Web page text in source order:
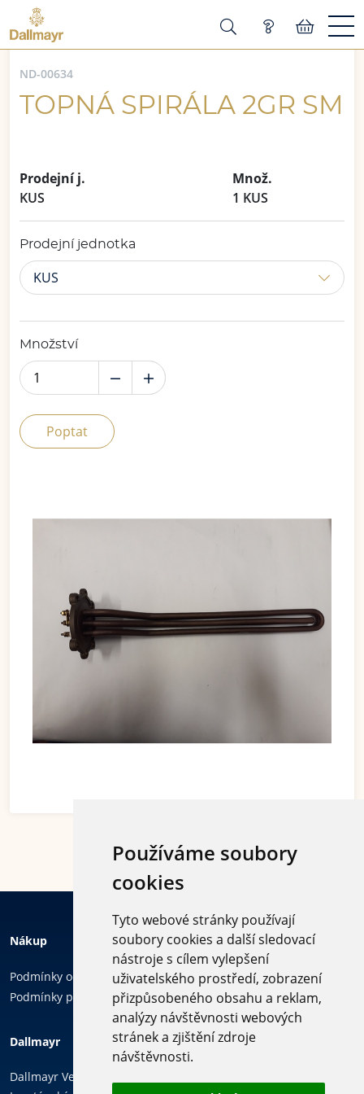
Používáme soubory
cookies
Tyto webové stránky používají
soubory cookies a další sledovací
nástroje s cílem vylepšení
uživatelského prostředí, zobrazení
přizpůsobeného obsahu a reklam,
analýzy návštěvnosti webových
stránek a zjištění zdroje
návštěvnosti.
ND-00634
TOPNÁ SPIRÁLA 2GR SM
Prodejní j.
Množ.
KUS
1 KUS
Prodejní jednotka
KUS
Množství
Poptat
Nákup
Podmínky ochrany osobních údajů
Podmínky používání cookies
Dallmayr
Dallmayr Vending & Office, k.s.